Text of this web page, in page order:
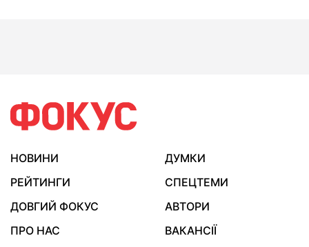
НОВИНИ
ДУМКИ
РЕЙТИНГИ
СПЕЦТЕМИ
ДОВГИЙ ФОКУС
АВТОРИ
ПРО НАС
ВАКАНСІЇ